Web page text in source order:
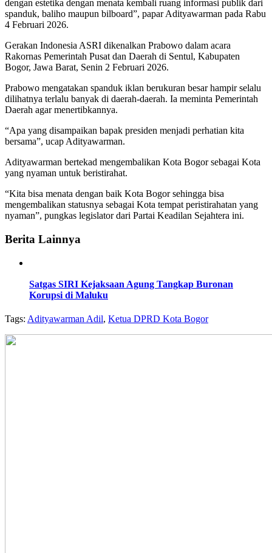
dengan estetika dengan menata kembali ruang informasi publik dari
spanduk, baliho maupun bilboard”, papar Adityawarman pada Rabu
4 Februari 2026.
Gerakan Indonesia ASRI dikenalkan Prabowo dalam acara
Rakornas Pemerintah Pusat dan Daerah di Sentul, Kabupaten
Bogor, Jawa Barat, Senin 2 Februari 2026.
Prabowo mengatakan spanduk iklan berukuran besar hampir selalu
dilihatnya terlalu banyak di daerah-daerah. Ia meminta Pemerintah
Daerah agar menertibkannya.
“Apa yang disampaikan bapak presiden menjadi perhatian kita
bersama”, ucap Adityawarman.
Adityawarman bertekad mengembalikan Kota Bogor sebagai Kota
yang nyaman untuk beristirahat.
“Kita bisa menata dengan baik Kota Bogor sehingga bisa
mengembalikan statusnya sebagai Kota tempat peristirahatan yang
nyaman”, pungkas legislator dari Partai Keadilan Sejahtera ini.
Berita Lainnya
Satgas SIRI Kejaksaan Agung Tangkap Buronan
Korupsi di Maluku
Tags: Adityawarman Adil, Ketua DPRD Kota Bogor